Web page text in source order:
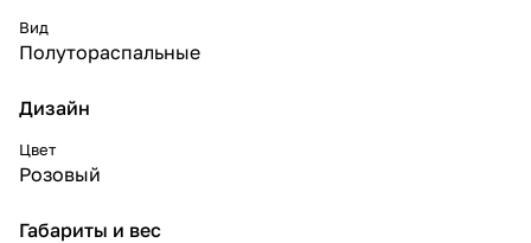
Вид
Полутораспальные
Дизайн
Цвет
Розовый
Габариты и вес